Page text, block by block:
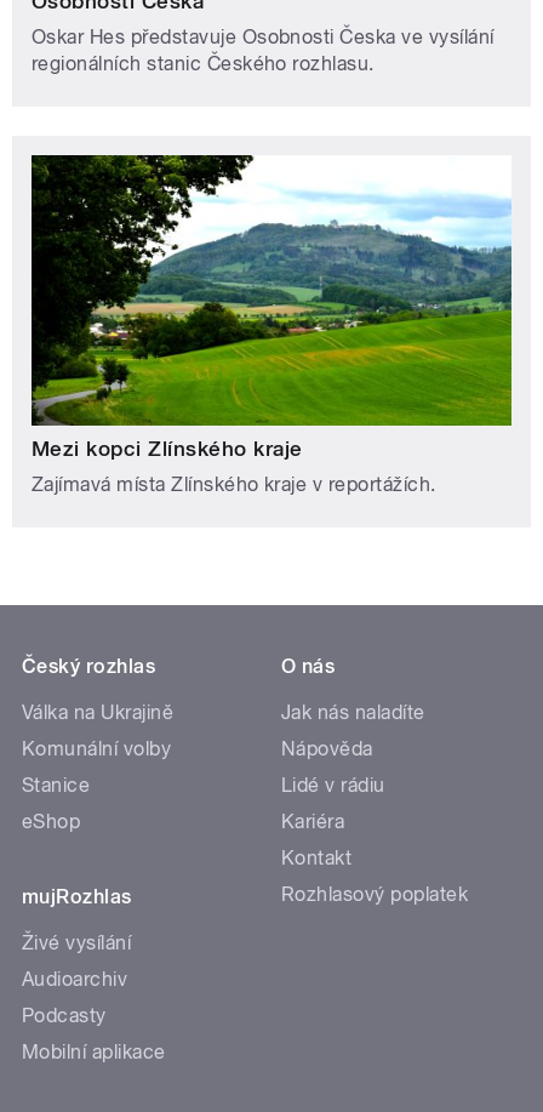
Oskar Hes představuje Osobnosti Česka ve vysílání
regionálních stanic Českého rozhlasu.
Mezi kopci Zlínského kraje
Zajímavá místa Zlínského kraje v reportážích.
Český rozhlas
Válka na Ukrajině
Komunální volby
Stanice
eShop
mujRozhlas
Živé vysílání
Audioarchiv
Podcasty
Mobilní aplikace
O nás
Jak nás naladíte
Nápověda
Lidé v rádiu
Kariéra
Kontakt
Rozhlasový poplatek